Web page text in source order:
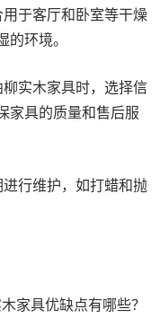
于客厅和卧室等干燥
的环境。
实木家具时，选择信
家具的质量和售后服
行维护，如打蜡和抛